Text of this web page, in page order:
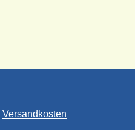
Versandkosten